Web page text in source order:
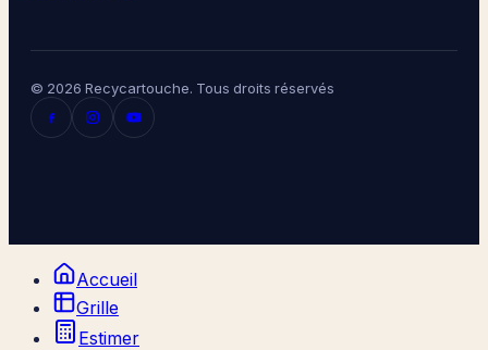
© 2026 Recycartouche. Tous droits réservés
Accueil
Grille
Estimer